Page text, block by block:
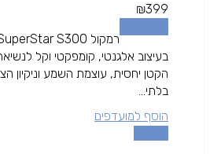
₪399
בעיצוב אלגנטי, קומפקטי וקל
הקטן יחסית, עוצמת השמע וניקיון
בלתי...
הוסף למועדפים